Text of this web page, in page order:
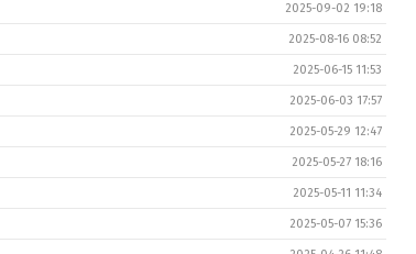
2025-09-02 19:18
2025-08-16 08:52
2025-06-15 11:53
2025-06-03 17:57
2025-05-29 12:47
2025-05-27 18:16
2025-05-11 11:34
2025-05-07 15:36